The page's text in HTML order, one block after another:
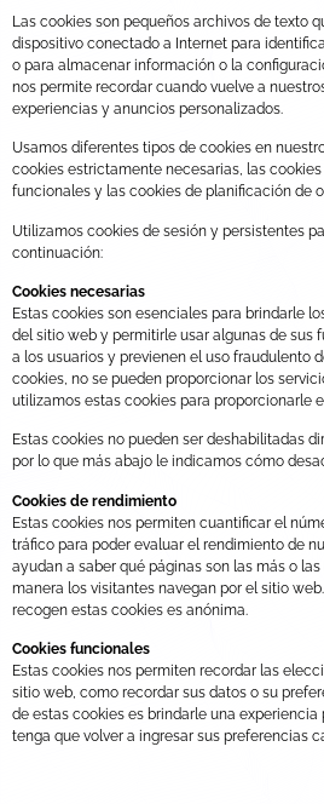
Las cookies son pequeños archivos de texto
dispositivo conectado a Internet para
o para almacenar información o la
nos permite recordar cuando vuelve a
experiencias y anuncios personalizados.
Usamos diferentes tipos de cookies en
cookies estrictamente necesarias, las
funcionales y las cookies de planificación de
Utilizamos cookies de sesión y persistentes
continuación:
Cookies necesarias
Estas cookies son esenciales para brindarle
del sitio web y permitirle usar algunas de sus
a los usuarios y previenen el uso fraudulento
cookies, no se pueden proporcionar los
utilizamos estas cookies para proporcionarle
Estas cookies no pueden ser deshabilitadas
por lo que más abajo le indicamos cómo
Cookies de rendimiento
Estas cookies nos permiten cuantificar el
tráfico para poder evaluar el rendimiento de
ayudan a saber qué páginas son las más o
manera los visitantes navegan por el sitio
recogen estas cookies es anónima.
Cookies funcionales
Estas cookies nos permiten recordar las
sitio web, como recordar sus datos o su
de estas cookies es brindarle una
tenga que volver a ingresar sus preferencias